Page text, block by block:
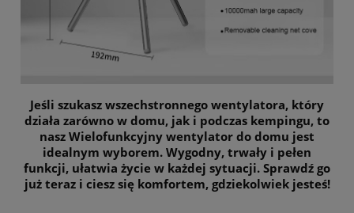
Jeśli szukasz wszechstronnego wentylatora, który
działa zarówno w domu, jak i podczas kempingu, to
nasz Wielofunkcyjny wentylator do domu jest
idealnym wyborem. Wygodny, trwały i pełen
funkcji, ułatwia życie w każdej sytuacji. Sprawdź go
już teraz i ciesz się komfortem, gdziekolwiek jesteś!